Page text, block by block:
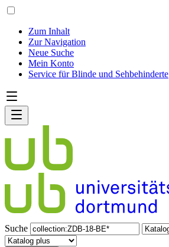
Zum Inhalt
Zur Navigation
Neue Suche
Mein Konto
Service für Blinde und Sehbehinderte
Suche